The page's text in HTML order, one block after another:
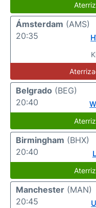
Ámsterdam (AMS)
20:35
Belgrado (BEG)
20:40
Birmingham (BHX)
20:40
Manchester (MAN)
20:45